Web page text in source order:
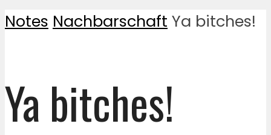
Notes Nachbarschaft Ya bitches!
Ya bitches!